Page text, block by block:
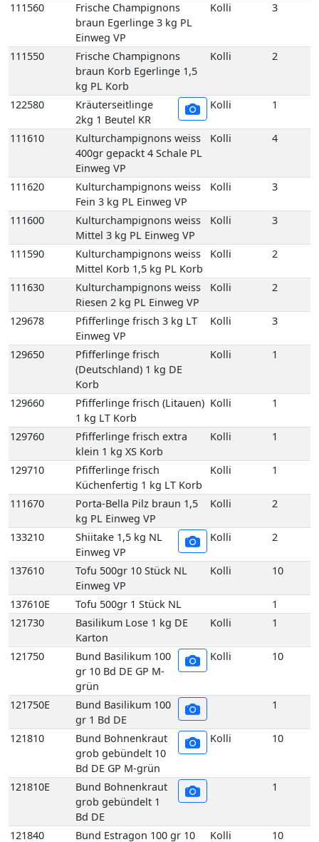
111560
Frische Champignons
braun Egerlinge 3 kg PL
Einweg VP
Kolli 3
111550
Frische Champignons
braun Korb Egerlinge 1,5
kg PL Korb
Kolli 2
122580
Kräuterseitlinge
2kg 1 Beutel KR
Kolli 1
111610
Kulturchampignons weiss
400gr gepackt 4 Schale PL
Einweg VP
Kolli 4
111620
Kulturchampignons weiss
Fein 3 kg PL Einweg VP
Kolli 3
111600
Kulturchampignons weiss
Mittel 3 kg PL Einweg VP
Kolli 3
111590
Kulturchampignons weiss
Mittel Korb 1,5 kg PL Korb
Kolli 2
111630
Kulturchampignons weiss
Riesen 2 kg PL Einweg VP
Kolli 2
129678
Pfifferlinge frisch 3 kg LT
Einweg VP
Kolli 3
129650
Pfifferlinge frisch
(Deutschland) 1 kg DE
Korb
Kolli 1
129660
Pfifferlinge frisch (Litauen)
1 kg LT Korb
Kolli 1
129760
Pfifferlinge frisch extra
klein 1 kg XS Korb
Kolli 1
129710
Pfifferlinge frisch
Küchenfertig 1 kg LT Korb
Kolli 1
111670
Porta-Bella Pilz braun 1,5
kg PL Einweg VP
Kolli 2
133210
Shiitake 1,5 kg NL
Einweg VP
Kolli 2
137610
Tofu 500gr 10 Stück NL
Einweg VP
Kolli 10
137610E Tofu 500gr 1 Stück NL
1
121730
Basilikum Lose 1 kg DE
Karton
Kolli 1
121750
Bund Basilikum 100
gr 10 Bd DE GP M-
grün
Kolli 10
121750E
Bund Basilikum 100
gr 1 Bd DE
1
121810
Bund Bohnenkraut
grob gebündelt 10
Bd DE GP M-grün
Kolli 10
121810E
Bund Bohnenkraut
grob gebündelt 1
Bd DE
1
121840 Bund Estragon 100 gr 10 Kolli 10